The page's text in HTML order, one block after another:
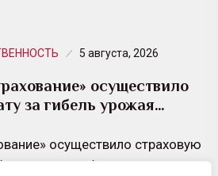
5 августа, 2026
осуществило
за гибель урожая…
осуществило страховую
4 млн рублей по договору